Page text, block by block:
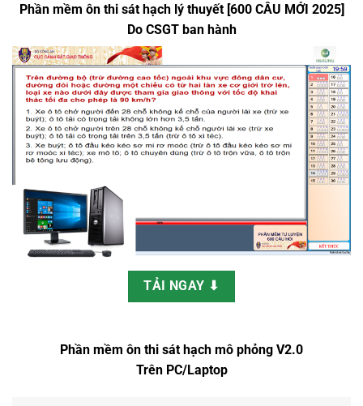
Phần mềm ôn thi sát hạch lý thuyết [600 CÂU MỚI 2025]
Do CSGT ban hành
TẢI NGAY ⬇
Phần mềm ôn thi sát hạch mô phỏng V2.0
Trên PC/Laptop